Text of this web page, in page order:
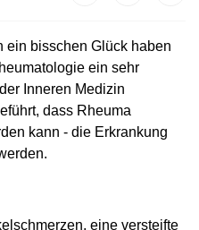
ein bisschen Glück haben
ein sehr
Inneren Medizin
dass Rheuma
kann - die Erkrankung
eine versteifte